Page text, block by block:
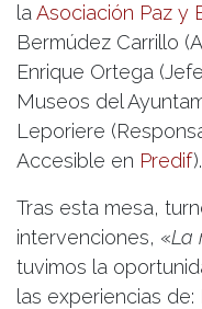
la Asociación Paz y
Bermúdez Carrillo
Enrique Ortega
Museos del
Leporiere
Accesible en Predif).
Tras esta mesa,
intervenciones, «La
tuvimos la
las experiencias de: